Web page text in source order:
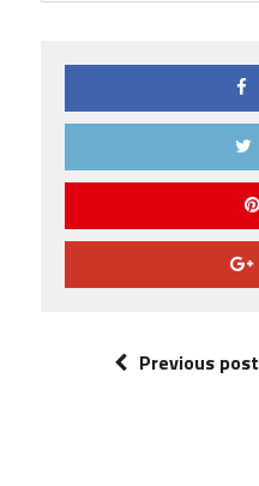
Previous post